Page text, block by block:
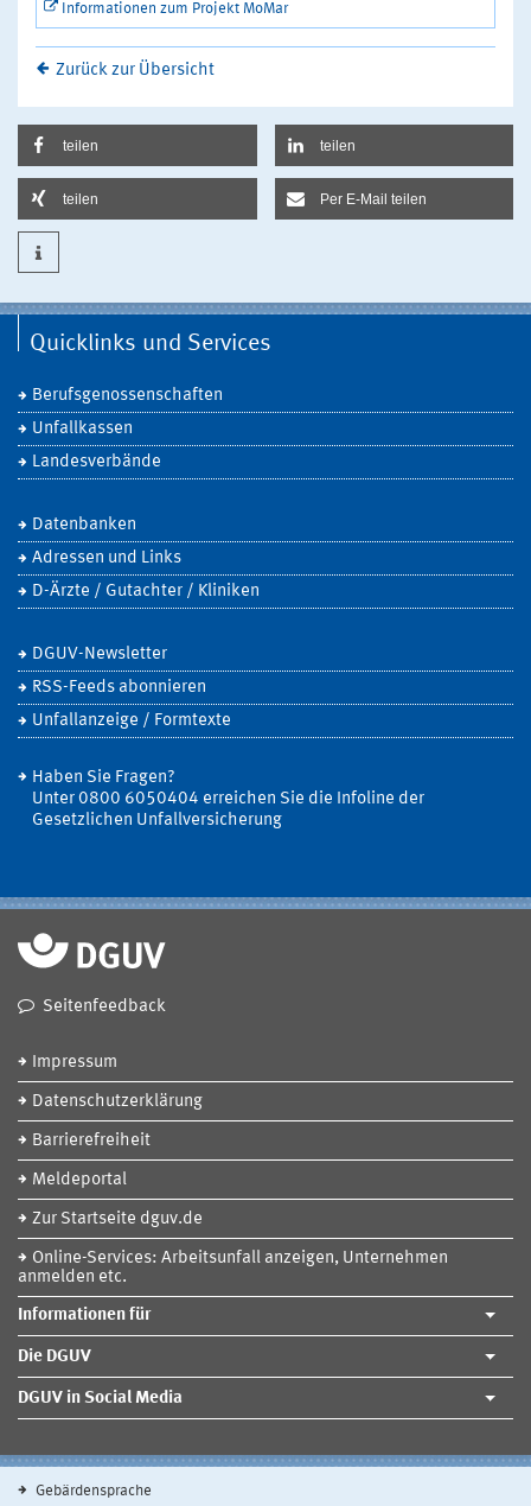
Informationen zum Projekt MoMar
Zurück zur Übersicht
teilen teilen
teilen Per E-Mail teilen
Quicklinks und Services
Berufsgenossenschaften
Unfallkassen
Landesverbände
Datenbanken
Adressen und Links
D-Ärzte / Gutachter / Kliniken
DGUV-Newsletter
RSS-Feeds abonnieren
Unfallanzeige / Formtexte
Haben Sie Fragen?
Unter 0800 6050404 erreichen Sie die Infoline der
Gesetzlichen Unfallversicherung
Seitenfeedback
Impressum
Datenschutzerklärung
Barrierefreiheit
Meldeportal
Zur Startseite dguv.de
Online-Services: Arbeitsunfall anzeigen, Unternehmen
anmelden etc.
Informationen für
Die DGUV
DGUV in Social Media
Gebärdensprache